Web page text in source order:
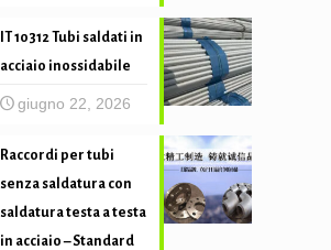
IT 10312 Tubi saldati in
acciaio inossidabile
giugno 22, 2026
Raccordi per tubi
senza saldatura con
saldatura testa a testa
in acciaio – Standard